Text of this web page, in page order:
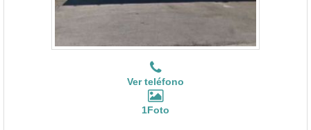
Ver teléfono
1Foto